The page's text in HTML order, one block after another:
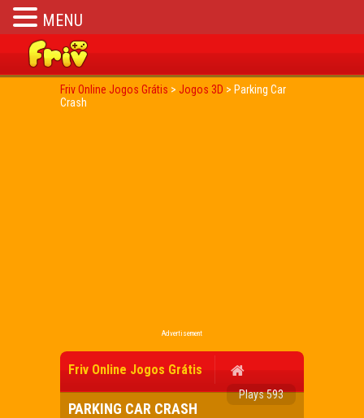
Friv Online Jogos Grátis > Jogos 3D > Parking Car
Crash
Advertisement
Friv Online Jogos Grátis
Plays 593
PARKING CAR CRASH
MENU